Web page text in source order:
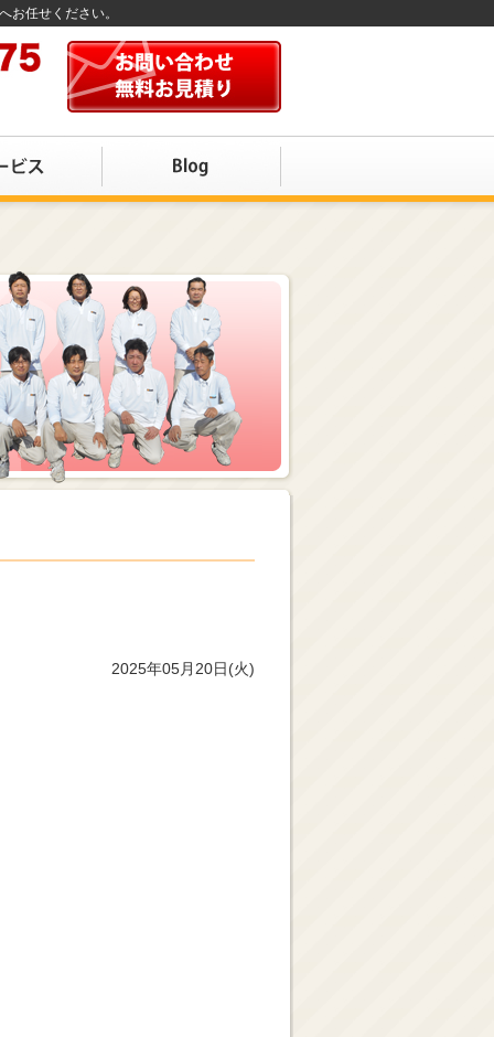
お任せください。
2025年05月20日(火)